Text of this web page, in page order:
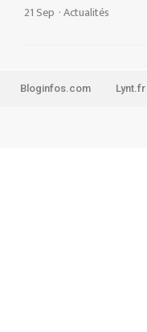
21 Sep ·Actualités
Bloginfos.com Lynt.fr